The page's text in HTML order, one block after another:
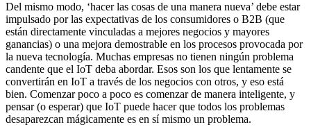
Del mismo modo, ‘hacer las cosas de una manera nueva’ debe estar
impulsado por las expectativas de los consumidores o B2B (que
están directamente vinculadas a mejores negocios y mayores
ganancias) o una mejora demostrable en los procesos provocada por
la nueva tecnología. Muchas empresas no tienen ningún problema
candente que el IoT deba abordar. Esos son los que lentamente se
convertirán en IoT a través de los negocios con otros, y eso está
bien. Comenzar poco a poco es comenzar de manera inteligente, y
pensar (o esperar) que IoT puede hacer que todos los problemas
desaparezcan mágicamente es en sí mismo un problema.